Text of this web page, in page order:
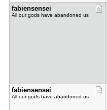
fabiensens​ei
All our gods have abandoned us
fabiensens​ei
All our gods have abandoned us